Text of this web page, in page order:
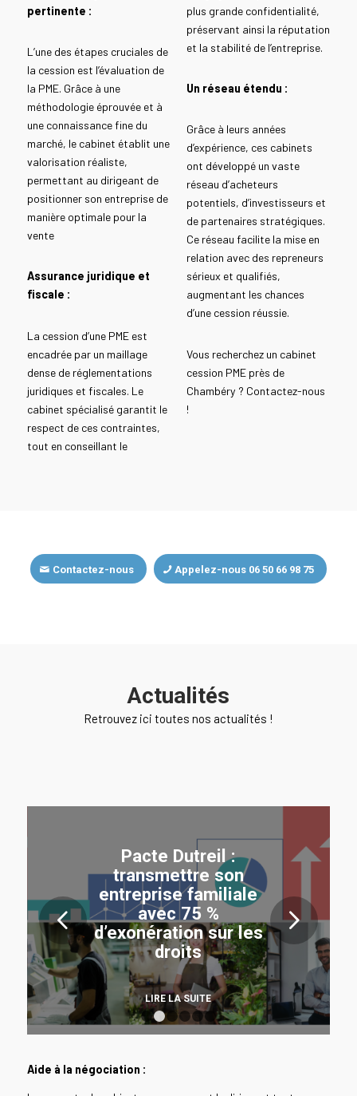
pertinente :
L’une des étapes cruciales de
la cession est l’évaluation de
la PME. Grâce à une
méthodologie éprouvée et à
une connaissance fine du
marché, le cabinet établit une
valorisation réaliste,
permettant au dirigeant de
positionner son entreprise de
manière optimale pour la
vente
Assurance juridique et
fiscale :
La cession d’une PME est
encadrée par un maillage
dense de réglementations
juridiques et fiscales. Le
cabinet spécialisé garantit le
respect de ces contraintes,
tout en conseillant le
plus grande confidentialité,
préservant ainsi la réputation
et la stabilité de l’entreprise.
Un réseau étendu :
Grâce à leurs années
d’expérience, ces cabinets
ont développé un vaste
réseau d’acheteurs
potentiels, d’investisseurs et
de partenaires stratégiques.
Ce réseau facilite la mise en
relation avec des repreneurs
sérieux et qualifiés,
augmentant les chances
d’une cession réussie.
Vous recherchez un cabinet
cession PME près de
Chambéry ? Contactez-nous
!
Contactez-nous Appelez-nous 06 50 66 98 75
Actualités
Retrouvez ici toutes nos actualités !
Pacte Dutreil :
transmettre son
entreprise familiale
avec 75 %
d’exonération sur les
droits
LIRE LA SUITE
Suivant
1 2 3 4 5 6
Aide à la négociation :